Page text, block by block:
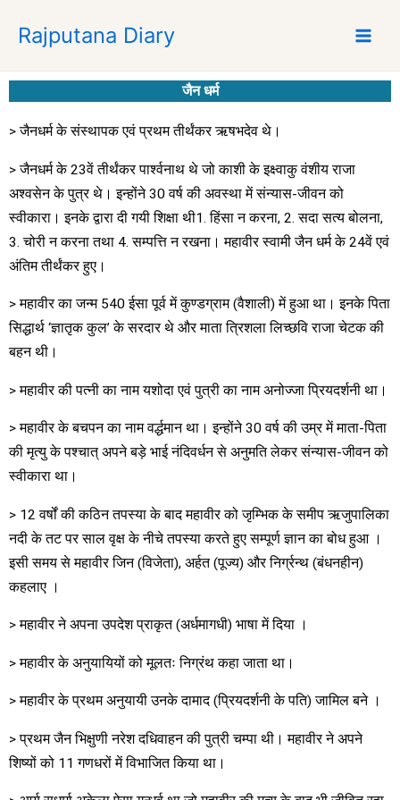
p
Rajputana Diary
जैन धर्म
> जैनधर्म के संस्थापक एवं प्रथम तीर्थंकर ऋषभदेव थे।
> जैनधर्म के 23वें तीर्थंकर पार्श्वनाथ थे जो काशी के इक्ष्वाकु वंशीय राजा
अश्वसेन के पुत्र थे। इन्होंने 30 वर्ष की अवस्था में संन्यास-जीवन को
स्वीकारा। इनके द्वारा दी गयी शिक्षा थी1. हिंसा न करना, 2. सदा सत्य बोलना,
3. चोरी न करना तथा 4. सम्पत्ति न रखना। महावीर स्वामी जैन धर्म के 24वें एवं
अंतिम तीर्थंकर हुए।
> महावीर का जन्म 540 ईसा पूर्व में कुण्डग्राम (वैशाली) में हुआ था। इनके पिता
सिद्धार्थ ‘ज्ञातृक कुल’ के सरदार थे और माता त्रिशला लिच्छवि राजा चेटक की
बहन थी।
> महावीर की पत्नी का नाम यशोदा एवं पुत्री का नाम अनोज्जा प्रियदर्शनी था।
> महावीर के बचपन का नाम वर्द्धमान था। इन्होंने 30 वर्ष की उम्र में माता-पिता
की मृत्यु के पश्चात् अपने बड़े भाई नंदिवर्धन से अनुमति लेकर संन्यास-जीवन को
स्वीकारा था।
> 12 वर्षों की कठिन तपस्या के बाद महावीर को जृम्भिक के समीप ऋजुपालिका
नदी के तट पर साल वृक्ष के नीचे तपस्या करते हुए सम्पूर्ण ज्ञान का बोध हुआ ।
इसी समय से महावीर जिन (विजेता), अर्हत (पूज्य) और निर्ग्रन्थ (बंधनहीन)
कहलाए ।
> महावीर ने अपना उपदेश प्राकृत (अर्धमागधी) भाषा में दिया ।
> महावीर के अनुयायियों को मूलतः निग्रंथ कहा जाता था।
> महावीर के प्रथम अनुयायी उनके दामाद (प्रियदर्शनी के पति) जामिल बने ।
> प्रथम जैन भिक्षुणी नरेश दधिवाहन की पुत्री चम्पा थी। महावीर ने अपने
शिष्यों को 11 गणधरों में विभाजित किया था।